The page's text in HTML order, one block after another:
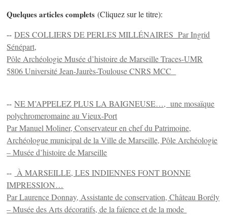
Quelques articles complets (Cliquez sur le titre):
--DES COLLIERS DE PERLES MILLÉNAIRES Par Ingrid
Sénépart,
Pôle Archéologie Musée d’histoire de Marseille Traces-UMR
5806 Université Jean-Jaurès-Toulouse CNRS MCC
--NE M’APPELEZ PLUS LA BAIGNEUSE…, une mosaïque
polychromeromaine au Vieux-Port
Par Manuel Moliner, Conservateur en chef du Patrimoine,
Archéologue municipal de la Ville de Marseille, Pôle Archéologie
– Musée d’histoire de Marseille
-- À MARSEILLE, LES INDIENNES FONT BONNE
IMPRESSION…
Par Laurence Donnay, Assistante de conservation, Château Borély
– Musée des Arts décoratifs, de la faïence et de la mode